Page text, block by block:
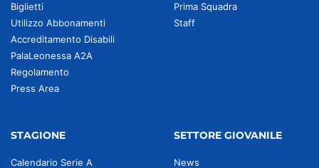
Biglietti
Utilizzo Abbonamenti
Accreditamento Disabili
PalaLeonessa A2A
Regolamento
Press Area
Prima Squadra
Staff
STAGIONE
Calendario Serie A
SETTORE GIOVANILE
News